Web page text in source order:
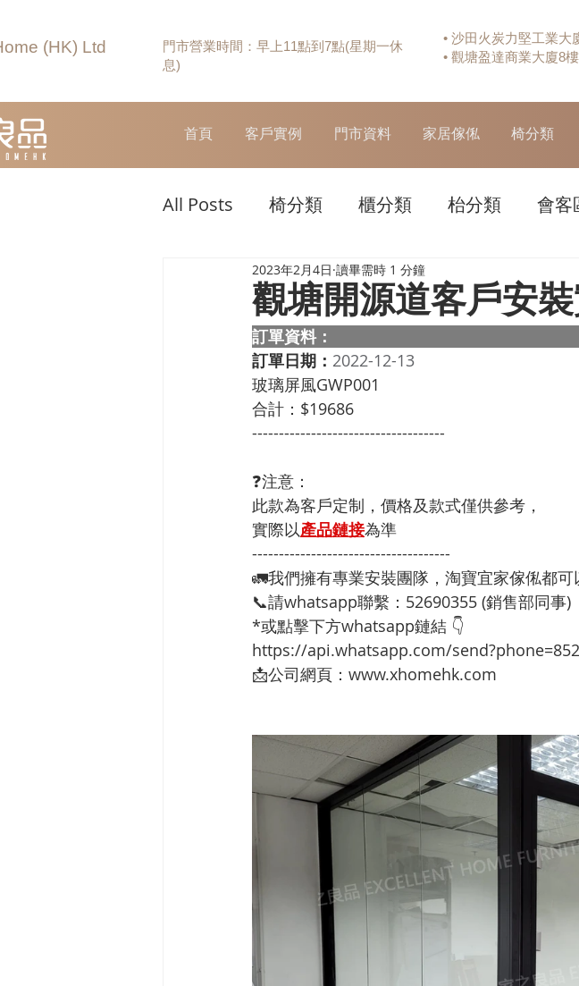
(HK) Ltd
門市營業時間：早上11點到7點(星期一休
息)
• 沙田火炭力堅工業大
• 觀塘盈達商業大廈8
首頁 客戶實例 門市資料 家居傢俬 椅分類
All Posts 椅分類 櫃分類 枱分類 會客
觀塘開源道客戶安裝
2023年2月4日 讀畢需時 1 分鐘
訂單資料：
訂單日期： 2022-12-13
玻璃屏風GWP001
合計：$19686
------------------------------------
❓注意：
此款為客戶定制，價格及款式僅供參考，
實際以產品鏈接為準
-------------------------------------
🚛我們擁有專業安裝團隊，淘寶宜家傢俬都可
📞請whatsapp聯繫：52690355 (銷售部同事)
*或點擊下方whatsapp鏈結 👇
https://api.whatsapp.com/
📩公司網頁：www.xhomehk.com